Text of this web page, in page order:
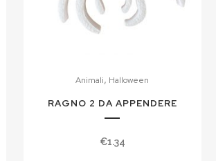
Animali, Halloween
RAGNO 2 DA APPENDERE
€1.34